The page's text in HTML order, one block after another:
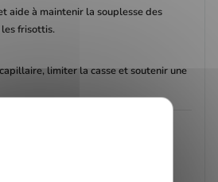
aide à maintenir la souplesse des
frisottis.
limiter la casse et soutenir une
?
cheveux